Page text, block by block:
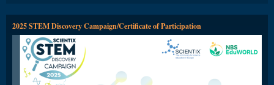
2025 STEM Discovery Campaign/Certificate of Participation